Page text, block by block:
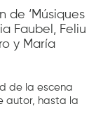
de ‘Músiques
Faubel, Feliu
y María
de la escena
autor, hasta la